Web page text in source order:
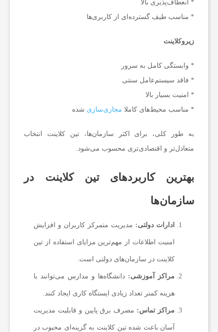
* انعطاف‌پذیری بالا
* مناسب طیف گسترده‌ای از کاربری‌ها
زیروکلاینت
* وابستگی کامل به سرور
* فاقد سیستم‌عامل سنتی
* امنیت بسیار بالا
* مناسب محیط‌های کاملا مجازی‌سازی شده
به طور کلی، برای اکثر سازمان‌ها، تین کلاینت انتخاب
متعادل‌تر و اقتصادی‌تری محسوب می‌شود.
بهترین کاربردهای تین کلاینت در
سازمان‌ها
ادارات دولتی: مدیریت متمرکز کاربران و افزایش
امنیت اطلاعات از مهم‌ترین مزایای استفاده از تین
کلاینت در سازمان‌های دولتی است.
مراکز آموزشی: دانشگاه‌ها و مدارس می‌توانند با
هزینه کمتر تعداد زیادی ایستگاه کاری ایجاد کنند.
مراکز تماس: مصرف برق پایین و قابلیت مدیریت
آسان باعث شده تین کلاینت به گزینه‌ای محبوب در